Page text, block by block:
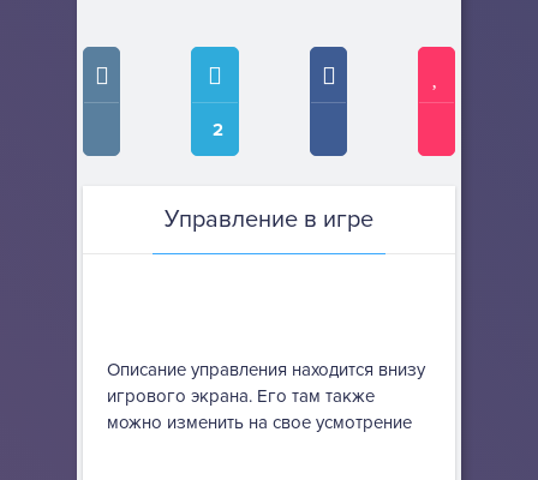
2
Управление в игре
Описание управления находится внизу
игрового экрана. Его там также
можно изменить на свое усмотрение